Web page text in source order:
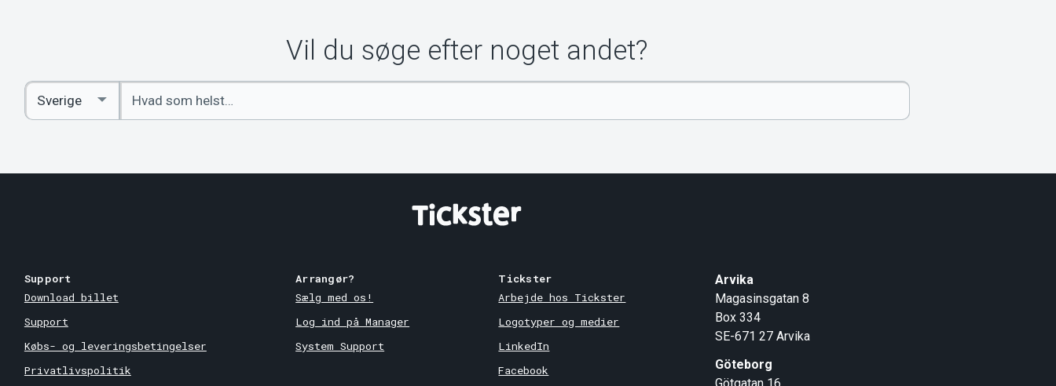
Vil du søge efter noget andet?
Indtast
søgeord
Select
Country
Support
Download billet
Support
Købs- og leveringsbetingelser
Privatlivspolitik
Arrangør?
Sælg med os!
Log ind på Manager
System Support
Tickster
Arbejde hos Tickster
Logotyper og medier
LinkedIn
Facebook
Arvika
Magasinsgatan 8
Box 334
SE-671 27 Arvika
Göteborg